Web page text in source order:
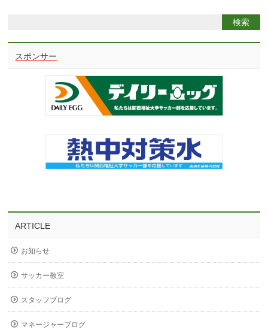
スポンサー
ARTICLE
お知らせ
サッカー教室
スタッフブログ
マネージャーブログ